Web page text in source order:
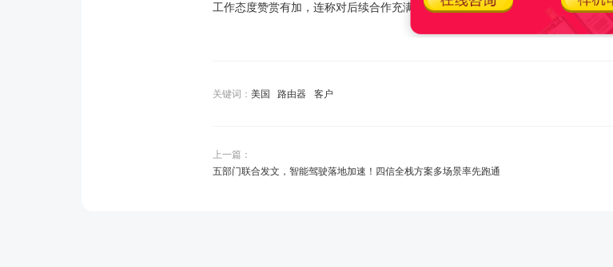
工作态度赞赏有加，连称对后续合作充满信心，并当场敲定各项合作细节。
关键词： 美国 路由器 客户
上一篇：
五部门联合发文，智能驾驶落地加速！四信全栈方案多场景率先跑通